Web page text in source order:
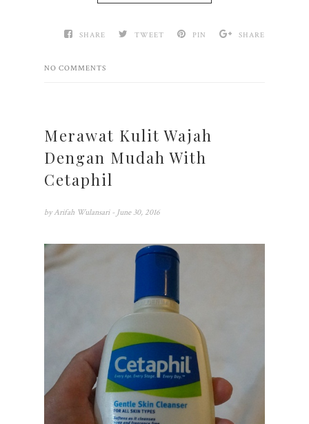
SHARE TWEET PIN SHARE
NO COMMENTS
Merawat Kulit Wajah
Dengan Mudah With
Cetaphil
by Arifah Wulansari - June 30, 2016